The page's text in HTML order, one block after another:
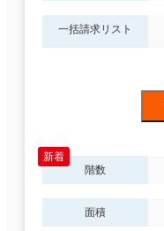
一括請求リスト
階数
面積